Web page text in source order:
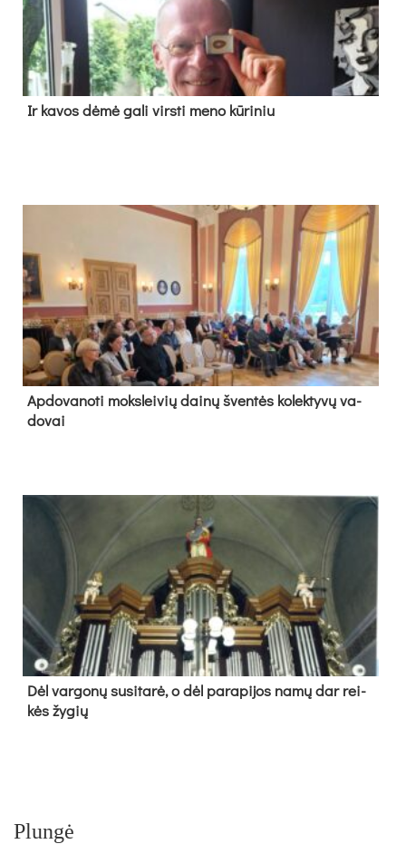
Ir ka­vos dė­mė ga­li virs­ti me­no kū­ri­niu
Ap­do­va­no­ti moks­lei­vių dai­nų šven­tės ko­lek­ty­vų va­
do­vai
Dėl var­go­nų su­si­ta­rė, o dėl pa­ra­pi­jos na­mų dar rei­
kės žy­gių
Plungė